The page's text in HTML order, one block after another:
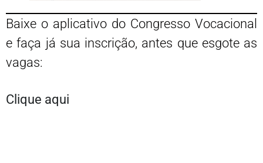
Baixe o aplicativo do Congresso Vocacional
e faça já sua inscrição, antes que esgote as
vagas:
Clique aqui